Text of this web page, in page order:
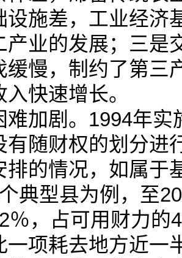
设施差，工业经济
产业的发展；三是
缓慢，制约了第三
入快速增长。
难加剧。1994年
有随财权的划分进
排的情况，如属于
典型县为例，至
％，占可用财力的
一项耗去地方近一